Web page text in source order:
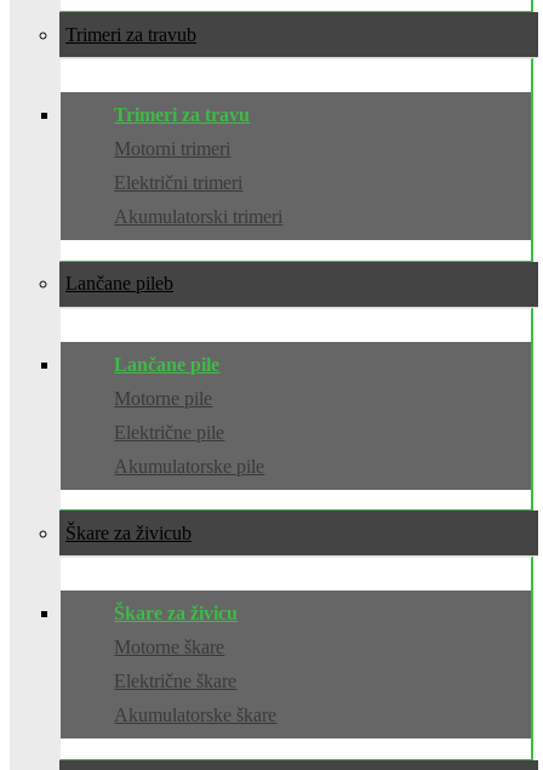
Trimeri za travu
Trimeri za travu
Motorni trimeri
Električni trimeri
Akumulatorski trimeri
Lančane pile
Lančane pile
Motorne pile
Električne pile
Akumulatorske pile
Škare za živicu
Škare za živicu
Motorne škare
Električne škare
Akumulatorske škare